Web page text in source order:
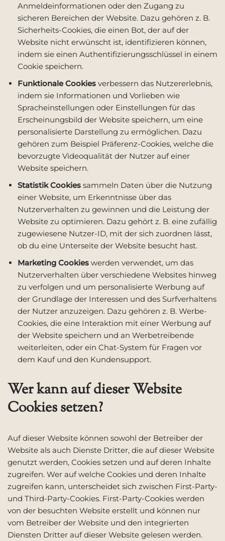
Anmeldeinformationen oder den Zugang zu
sicheren Bereichen der Website. Dazu gehören z. B.
Sicherheits-Cookies, die einen Bot, der auf der
Website nicht erwünscht ist, identifizieren können,
indem sie einen Authentifizierungsschlüssel in einem
Cookie speichern.
Funktionale Cookies verbessern das Nutzererlebnis,
indem sie Informationen und Vorlieben wie
Spracheinstellungen oder Einstellungen für das
Erscheinungsbild der Website speichern, um eine
personalisierte Darstellung zu ermöglichen. Dazu
gehören zum Beispiel Präferenz-Cookies, welche die
bevorzugte Videoqualität der Nutzer auf einer
Website speichern.
Statistik Cookies sammeln Daten über die Nutzung
einer Website, um Erkenntnisse über das
Nutzerverhalten zu gewinnen und die Leistung der
Website zu optimieren. Dazu gehört z. B. eine zufällig
zugewiesene Nutzer-ID, mit der sich zuordnen lässt,
ob du eine Unterseite der Website besucht hast.
Marketing Cookies werden verwendet, um das
Nutzerverhalten über verschiedene Websites hinweg
zu verfolgen und um personalisierte Werbung auf
der Grundlage der Interessen und des Surfverhaltens
der Nutzer anzuzeigen. Dazu gehören z. B. Werbe-
Cookies, die eine Interaktion mit einer Werbung auf
der Website speichern und an Werbetreibende
weiterleiten, oder ein Chat-System für Fragen vor
dem Kauf und den Kundensupport.
Wer kann auf dieser Website
Cookies setzen?
Auf dieser Website können sowohl der Betreiber der
Website als auch Dienste Dritter, die auf dieser Website
genutzt werden, Cookies setzen und auf deren Inhalte
zugreifen. Wer auf welche Cookies und deren Inhalte
zugreifen kann, unterscheidet sich zwischen First-Party-
und Third-Party-Cookies. First-Party-Cookies werden
von der besuchten Website erstellt und können nur
vom Betreiber der Website und den integrierten
Diensten Dritter auf dieser Website gelesen werden.